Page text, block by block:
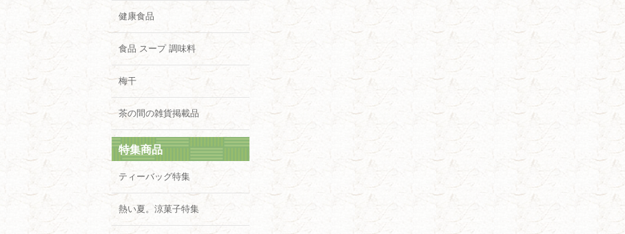
健康食品
食品 スープ 調味料
梅干
茶の間の雑貨掲載品
特集商品
ティーバッグ特集
熱い夏。涼菓子特集